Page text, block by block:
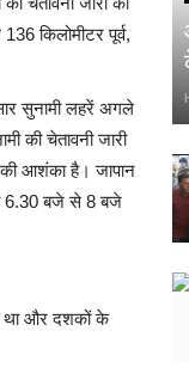
किलोमीटर पूर्व,
सुनामी लहरें अगले
की चेतावनी जारी
आशंका है। जापान
6.30 बजे से 8 बजे
था और दशकों के